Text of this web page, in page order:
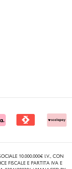
10.000.000€ I.V., CON
FISCALE E PARTITA IVA E